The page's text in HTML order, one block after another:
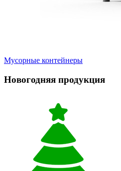
Мусорные контейнеры
Новогодняя продукция